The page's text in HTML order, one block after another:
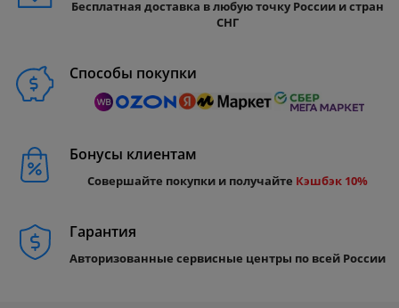
Бесплатная доставка в любую точку России и стран
СНГ
Способы покупки
Бонусы клиентам
Совершайте покупки и получайте Кэшбэк 10%
Гарантия
Авторизованные сервисные центры по всей России